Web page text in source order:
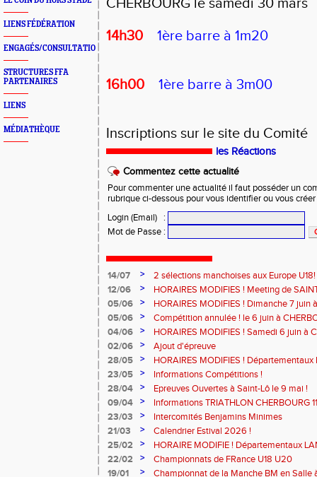
LIENS FÉDÉRATION
ENGAGÉS/CONSULTATION
STRUCTURES FFA
PARTENAIRES
LIENS
MÉDIATHÈQUE
CHERBOURG le samedi 30 mars
14h30
1ère barre à 1m20
16h00 1ère barre à 3m00
Inscriptions sur le site du Comité
les Réactions
Commentez cette actualité
Pour commenter une actualité il faut posséder un
rubrique ci-dessous pour vous identifier ou vous
Login (Email)
:
Mot de Passe :
14/07 >
2 sélections manchoises aux Europe U18!
12/06
>
HORAIRES MODIFIES ! Meeting de
05/06
>
HORAIRES MODIFIES ! Dimanche 7 juin
05/06
>
Compétition annulée ! le 6 juin à
04/06
>
HORAIRES MODIFIES ! Samedi 6 juin à
02/06
>
Ajout d'épreuve
28/05
>
HORAIRES MODIFIES !
SAINT-LÔ
23/05 >
Informations Compétitions !
28/04
>
Epreuves Ouvertes à Saint-Lô le 9 mai !
09/04
>
Informations TRIATHLON CHERBOURG
23/03
>
Intercomités Benjamins Minimes
21/03
>
Calendrier Estival 2026 !
25/02
>
HORAIRE MODIFIE ! Départementaux
Samedi 7 mars à SAINT-JAMES
22/02 >
Championnats de FRance U18 U20
19/01
>
Championnat de la Manche BM en Salle